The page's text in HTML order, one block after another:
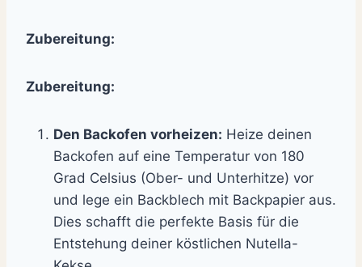
Zubereitung:
Zubereitung:
Den Backofen vorheizen: Heize deinen
Backofen auf eine Temperatur von 180
Grad Celsius (Ober- und Unterhitze) vor
und lege ein Backblech mit Backpapier aus.
Dies schafft die perfekte Basis für die
Entstehung deiner köstlichen Nutella-